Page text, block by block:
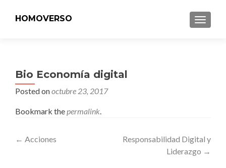
MENU
HOMOVERSO
Bio Economía digital
Posted onoctubre 23, 2017
Bookmark thepermalink.
Post
← Acciones
Responsabilidad Digital y
Liderazgo →